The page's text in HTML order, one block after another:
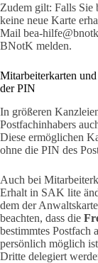
Zudem gilt: Falls Sie
keine neue Karte
Mail bea-
BNotK melden.
Mitarbeiterkarten
der PIN
In größeren
Postfachinhabers
Diese ermöglichen
ohne die PIN des
Auch bei
Erhalt in SAK lite
dem der
beachten, dass die
bestimmtes Postfach
persönlich möglich
Dritte delegiert